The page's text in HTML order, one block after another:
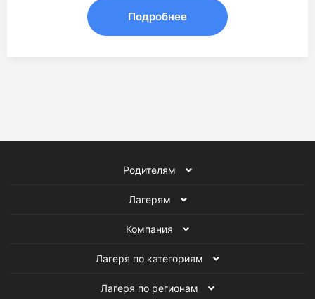
Подробнее
Родителям
Лагерям
Компания
Лагеря по категориям
Лагеря по регионам